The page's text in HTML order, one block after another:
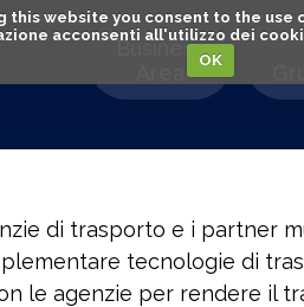
website you consent to the
acconsenti all'utilizzo dei
OK
Business
di trasporto e i partner
tecnologie di
le agenzie per rendere il